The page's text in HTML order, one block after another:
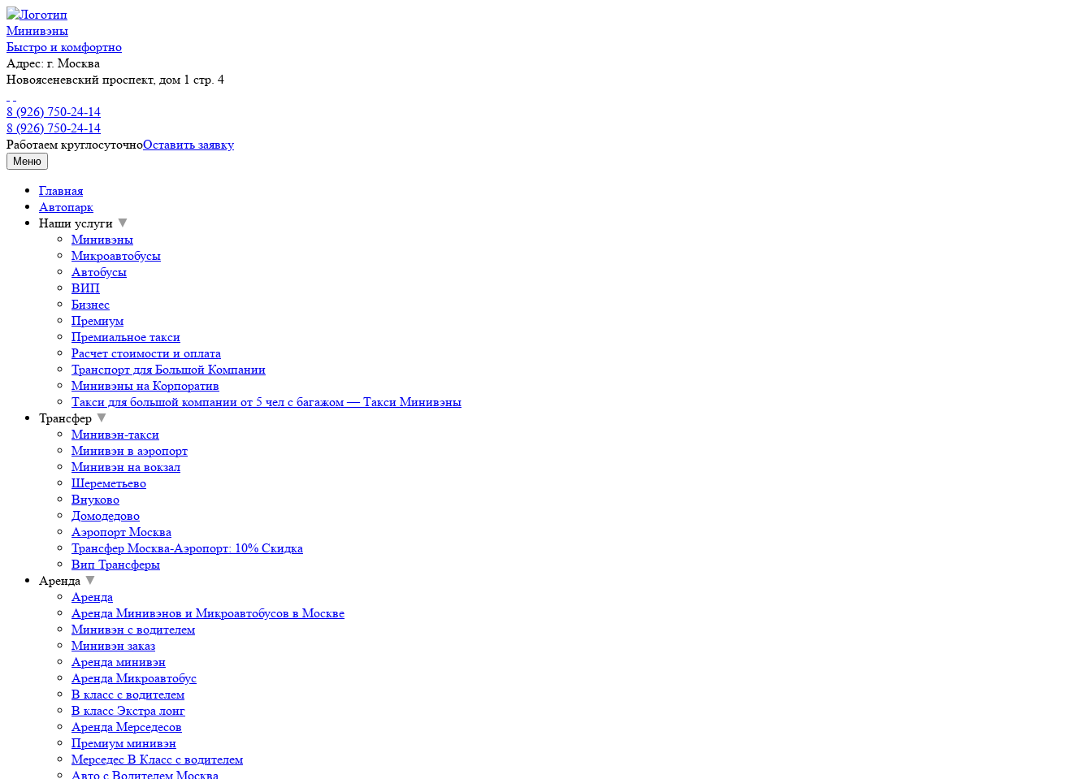
Минивэны
Быстро и комфортно
Адрес: г. Москва
Новоясеневский проспект, дом 1 стр. 4
8 (926) 750-24-14
8 (926) 750-24-14
Работаем круглосуточноОставить заявку
Меню
Главная
Автопарк
Наши услуги ▼
Минивэны
Микроавтобусы
Автобусы
ВИП
Бизнес
Премиум
Премиальное такси
Расчет стоимости и оплата
Транспорт для Большой Компании
Минивэны на Корпоратив
Такси для большой компании от 5 чел с багажом — Такси Минивэны
Трансфер ▼
Минивэн-такси
Минивэн в аэропорт
Минивэн на вокзал
Шереметьево
Внуково
Домодедово
Аэропорт Москва
Трансфер Москва-Аэропорт: 10% Скидка
Вип Трансферы
Аренда ▼
Аренда
Аренда Минивэнов и Микроавтобусов в Москве
Минивэн с водителем
Минивэн заказ
Аренда минивэн
Аренда Микроавтобус
В класс с водителем
В класс Экстра лонг
Аренда Мерседесов
Премиум минивэн
Мерседес В Класс с водителем
Авто с Водителем Москва